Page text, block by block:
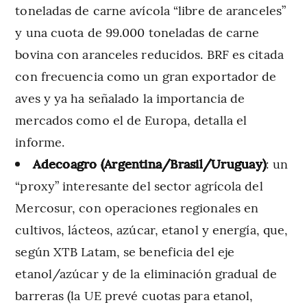
toneladas de carne avícola “libre de aranceles”
y una cuota de 99.000 toneladas de carne
bovina con aranceles reducidos. BRF es citada
con frecuencia como un gran exportador de
aves y ya ha señalado la importancia de
mercados como el de Europa, detalla el
informe.
Adecoagro (Argentina/Brasil/Uruguay): un
“proxy” interesante del sector agrícola del
Mercosur, con operaciones regionales en
cultivos, lácteos, azúcar, etanol y energía, que,
según XTB Latam, se beneficia del eje
etanol/azúcar y de la eliminación gradual de
barreras (la UE prevé cuotas para etanol,